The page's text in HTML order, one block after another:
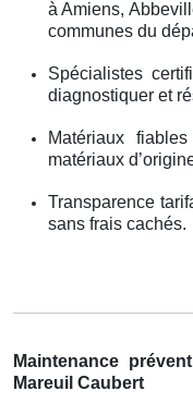
à Amiens,
communes du
Spécialistes
diagnostiquer et
Matériaux
matériaux
Transparence
sans frais cachés.
Maintenance
Mareuil Caubert